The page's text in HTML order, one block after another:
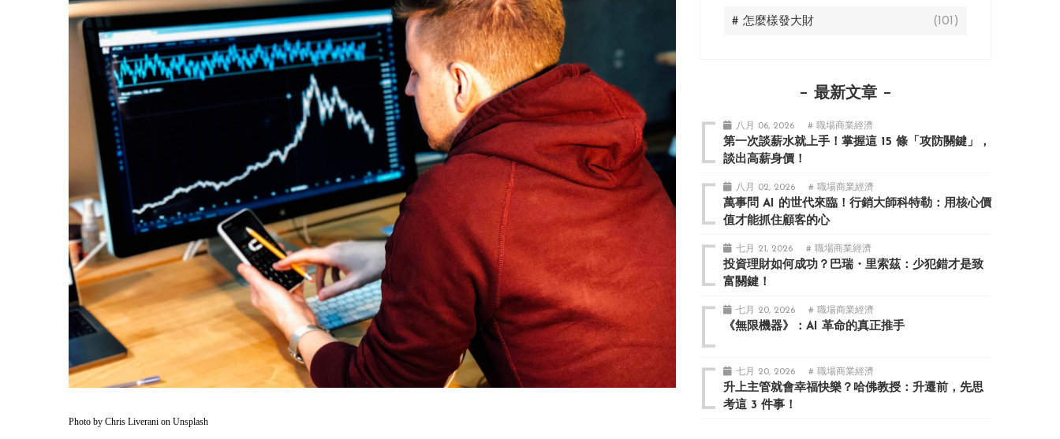
Photo by Chris Liverani on Unsplash
# 怎麼樣發大財 (101)
最新文章
八月 06, 2026 # 職場商業經濟
第一次談薪水就上手！掌握這 15 條「攻防關鍵」，
談出高薪身價！
八月 02, 2026 # 職場商業經濟
萬事問 AI 的世代來臨！行銷大師科特勒：用核心價
值才能抓住顧客的心
七月 21, 2026 # 職場商業經濟
投資理財如何成功？巴瑞・里索茲：少犯錯才是致
富關鍵！
七月 20, 2026 # 職場商業經濟
《無限機器》：AI 革命的真正推手
七月 20, 2026 # 職場商業經濟
升上主管就會幸福快樂？哈佛教授：升遷前，先思
考這 3 件事！